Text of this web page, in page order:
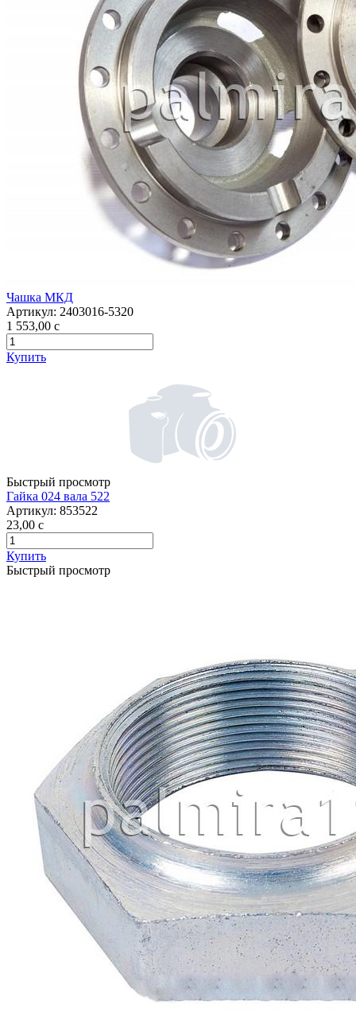
Чашка МКД
Артикул: 2403016-5320
1 553,00 c
Купить
Быстрый просмотр
Гайка 024 вала 522
Артикул: 853522
23,00 c
Купить
Быстрый просмотр